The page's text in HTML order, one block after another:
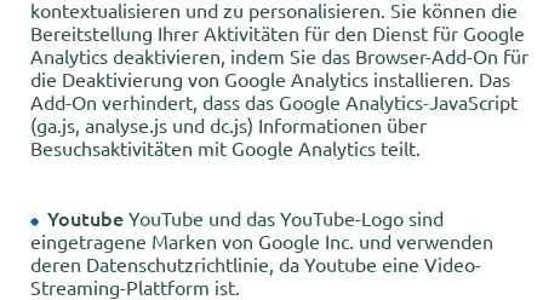
kontextualisieren und zu personalisieren. Sie können die
Bereitstellung Ihrer Aktivitäten für den Dienst für Google
Analytics deaktivieren, indem Sie das Browser-Add-On für
die Deaktivierung von Google Analytics installieren. Das
Add-On verhindert, dass das Google Analytics-JavaScript
(ga.js, analyse.js und dc.js) Informationen über
Besuchsaktivitäten mit Google Analytics teilt.
Youtube YouTube und das YouTube-Logo sind
eingetragene Marken von Google Inc. und verwenden
deren Datenschutzrichtlinie, da Youtube eine Video-
Streaming-Plattform ist.